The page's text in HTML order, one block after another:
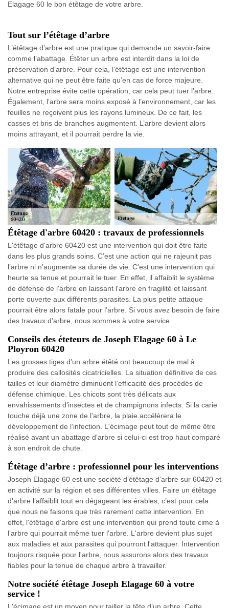
Elagage 60 le bon étêtage de votre arbre.
Tout sur l’étêtage d’arbre
L’étêtage d’arbre est une pratique qui demande un savoir-faire
comme l’abattage. Étêter un arbre est interdit dans la loi de
préservation d’arbre. Pour cela, l’étêtage est une intervention
alternative qui ne peut être faite qu’en cas de force majeure.
Notre entreprise évite cette opération, car cela peut tuer l’arbre.
Également, l’arbre sera moins exposé à l’environnement, car les
feuilles ne reçoivent plus les rayons lumineux. De ce fait, les
casses et bris de branches augmentent. L’arbre devient alors
moins attrayant, et il pourrait perdre la vie.
Étêtage d'arbre 60420 : travaux de professionnels
L'étêtage d'arbre 60420 est une intervention qui doit être faite
dans les plus grands soins. C’est une action qui ne rajeunit pas
l’arbre ni n'augmente sa durée de vie. C'est une intervention qui
heurte sa tenue et pourrait le tuer. En effet, il affaiblit le système
de défense de l'arbre en laissant l'arbre en fragilité et laissant
porte ouverte aux différents parasites. La plus petite attaque
pourrait être alors fatale pour l’arbre. Si vous avez besoin de faire
des travaux d’arbre, nous sommes à votre service.
Conseils des éteteurs de Joseph Elagage 60 à Le
Ployron 60420
Les grosses tiges d’un arbre étêté ont beaucoup de mal à
produire des callosités cicatricielles. La situation définitive de ces
tailles et leur diamètre diminuent l’efficacité des procédés de
défense chimique. Les chicots sont très délicats aux
envahissements d’insectes et de champignons infects. Si la carie
touche déjà une zone de l’arbre, la plaie accélérera le
développement de l’infection. L'écimage peut tout de même être
réalisé avant un abattage d'arbre si celui-ci est trop haut comparé
à son endroit de chute.
Étêtage d’arbre : professionnel pour les interventions
Joseph Elagage 60 est une société d’étêtage d’arbre sur 60420 et
en activité sur la région et ses différentes villes. Faire un étêtage
d'arbre l’affaiblit tout en dégageant les érables, c’est pour cela
que nous ne faisons que très rarement cette intervention. En
effet, l'étêtage d'arbre est une intervention qui prend toute cime à
l’arbre qui pourrait même tuer l'arbre. L'arbre devient plus sujet
aux maladies et aux parasites qui pourront l'attaquer. Intervention
toujours risquée pour l'arbre, nous assurons alors des travaux
fiables pour la tenue de chaque arbre à travailler.
Notre société étêtage Joseph Elagage 60 à votre
service !